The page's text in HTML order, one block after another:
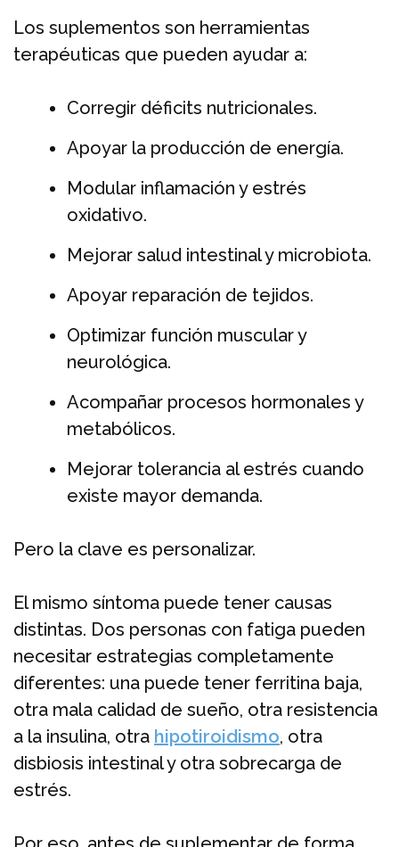
Los suplementos son herramientas
terapéuticas que pueden ayudar a:
Corregir déficits nutricionales.
Apoyar la producción de energía.
Modular inflamación y estrés
oxidativo.
Mejorar salud intestinal y microbiota.
Apoyar reparación de tejidos.
Optimizar función muscular y
neurológica.
Acompañar procesos hormonales y
metabólicos.
Mejorar tolerancia al estrés cuando
existe mayor demanda.
Pero la clave es personalizar.
El mismo síntoma puede tener causas
distintas. Dos personas con fatiga pueden
necesitar estrategias completamente
diferentes: una puede tener ferritina baja,
otra mala calidad de sueño, otra resistencia
a la insulina, otra hipotiroidismo, otra
disbiosis intestinal y otra sobrecarga de
estrés.